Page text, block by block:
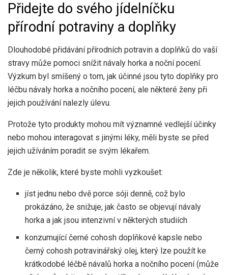
Přidejte do svého jídelníčku
přírodní potraviny a doplňky
Dlouhodobé přidávání přírodních potravin a doplňků do vaší
stravy může pomoci snížit návaly horka a noční pocení.
Výzkum byl smíšený o tom, jak účinné jsou tyto doplňky pro
léčbu návaly horka a nočního pocení, ale některé ženy při
jejich používání nalezly úlevu.
Protože tyto produkty mohou mít významné vedlejší účinky
nebo mohou interagovat s jinými léky, měli byste se před
jejich užíváním poradit se svým lékařem.
Zde je několik, které byste mohli vyzkoušet:
jíst jednu nebo dvě porce sóji denně, což bylo
prokázáno, že snižuje, jak často se objevují návaly
horka a jak jsou intenzivnív některých studiích
konzumujícíčerné cohosh doplňkové kapsle nebo
černý cohosh potravinářský olej, který lze použít ke
krátkodobé léčbě návalů horka a nočního pocení (může